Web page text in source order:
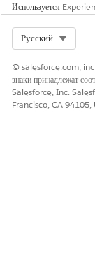
Используется
Русский
© salesforce.com,
знаки принадлежат
Salesforce, Inc.
Francisco, CA